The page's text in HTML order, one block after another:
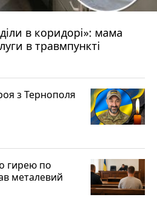
в коридорі»: мама
в травмпункті
з Тернополя
гирею по
металевий